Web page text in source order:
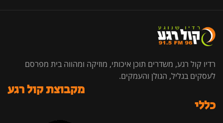
רדיו קול רגע, משדרים תוכן איכותי, מוזיקה ומהווה בית מפרסם
לעסקים בגליל, הגולן והעמקים.
כללי
מקבוצת קול רגע